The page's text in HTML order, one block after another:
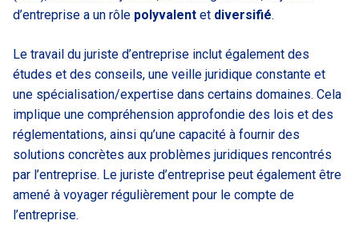
d’entreprise a un rôle polyvalent et diversifié.
Le travail du juriste d’entreprise inclut également des
études et des conseils, une veille juridique constante et
une spécialisation/expertise dans certains domaines. Cela
implique une compréhension approfondie des lois et des
réglementations, ainsi qu’une capacité à fournir des
solutions concrètes aux problèmes juridiques rencontrés
par l’entreprise. Le juriste d’entreprise peut également être
amené à voyager régulièrement pour le compte de
l’entreprise.